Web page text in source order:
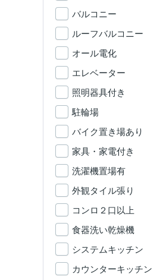
バルコニー
ルーフバルコニー
オール電化
エレベーター
照明器具付き
駐輪場
バイク置き場あり
家具・家電付き
洗濯機置場有
外観タイル張り
コンロ２口以上
食器洗い乾燥機
システムキッチン
カウンターキッチン